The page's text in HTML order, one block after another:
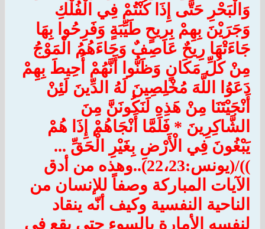
وَالْبَحْرِ حَتَّى إِذَا كُنْتُمْ فِي الْفُلْكِ
وَجَرَيْنَ بِهِمْ بِرِيحٍ طَيِّبَةٍ وَفَرِحُوا بِهَا
جَاءَتْهَا رِيحٌ عَاصِفٌ وَجَاءَهُمُ الْمَوْجُ
مِنْ كُلِّ مَكَانٍ وَظَنُّوا أَنَّهُمْ أُحِيطَ بِهِمْ
دَعَوُا اللَّهَ مُخْلِصِينَ لَهُ الدِّينَ لَئِنْ
أَنْجَيْتَنَا مِنْ هَذِهِ لَنَكُونَنَّ مِنَ
الشَّاكِرِينَ * فَلَمَّا أَنْجَاهُمْ إِذَا هُمْ
يَبْغُونَ فِي الْأَرْضِ بِغَيْرِ الْحَقِّ ...
))/(يونس:22،23)..وهذه من أدق
الآيات المباركة وصفاً للإنسان من
الناحية النفسية وكيف أنّه ينقاد
لنفسه الأمارة بالسوء حتى يقع في